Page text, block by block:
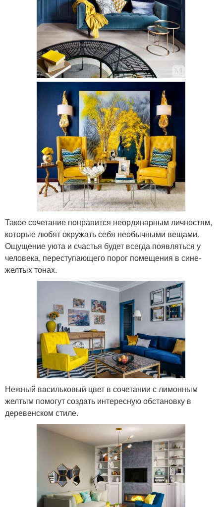
Такое сочетание понравится неординарным личностям,
которые любят окружать себя необычными вещами.
Ощущение уюта и счастья будет всегда появляться у
человека, переступающего порог помещения в сине-
желтых тонах.
Нежный васильковый цвет в сочетании с лимонным
желтым помогут создать интересную обстановку в
деревенском стиле.